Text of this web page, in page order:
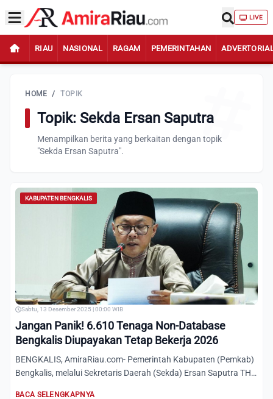
LIVE
RIAU NASIONAL RAGAM PEMERINTAHAN
HOME / TOPIK
Topik: Sekda Ersan Saputra
Menampilkan berita yang berkaitan dengan topik
"Sekda Ersan Saputra".
KABUPATEN BENGKALIS
Sabtu, 13 Desember 2025 | 00:00 WIB
Jangan Panik! 6.610 Tenaga Non-Database
Bengkalis Diupayakan Tetap Bekerja 2026
BENGKALIS, AmiraRiau.com- Pemerintah Kabupaten (Pemkab)
Bengkalis, melalui Sekretaris Daerah (Sekda) Ersan Saputra TH,
BACA SELENGKAPNYA